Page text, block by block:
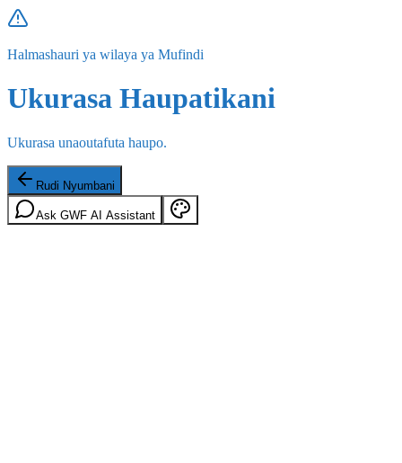
Halmashauri ya wilaya ya Mufindi
Ukurasa Haupatikani
Ukurasa unaoutafuta haupo.
Rudi Nyumbani
Ask GWF AI Assistant